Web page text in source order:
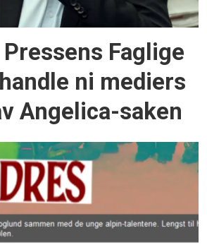
Faglige
ni mediers
Angelica-saken